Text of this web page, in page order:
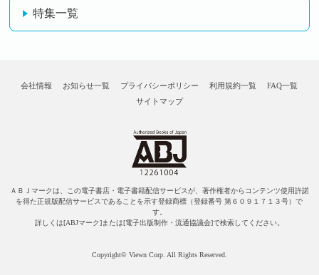
特集一覧
会社情報 お知らせ一覧 プライバシーポリシー 利用規約一覧
FAQ一覧
サイトマップ
ＡＢＪマークは、この電子書店・電子書籍配信サービスが、著作権者からコンテンツ使用許諾
を得た正規版配信サービスであることを示す登録商標（登録番号 第６０９１７１３号）で
す。
詳しくは[ABJマーク]または[電子出版制作・流通協議会]で検索してください。
Copyright© Viewn Corp. All Rights Reserved.